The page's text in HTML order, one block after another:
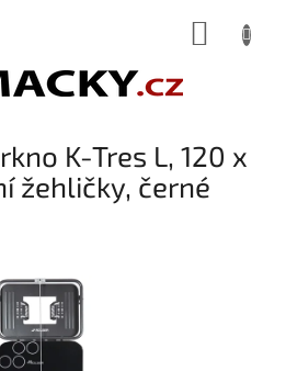
K-Tres L, 120 x
žehličky, černé